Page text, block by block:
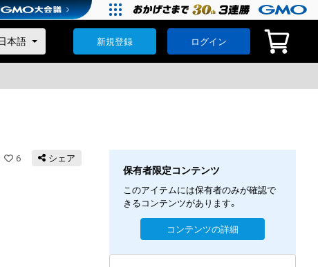
新規登録 ログイン
6 シェア
保有者限定コンテンツ
このアイテムには保有者のみが確認で
きるコンテンツがあります。
コンテンツの詳細